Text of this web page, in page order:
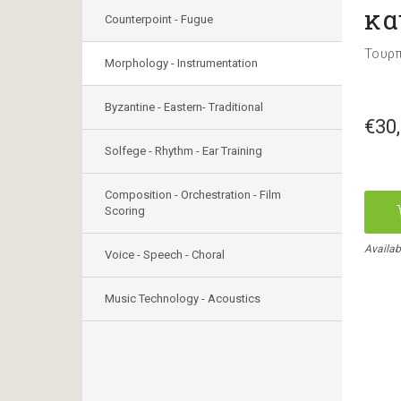
Counterpoint - Fugue
Morphology - Instrumentation
Byzantine - Eastern- Traditional
Solfege - Rhythm - Ear Training
Composition - Orchestration - Film
Scoring
Voice - Speech - Choral
Music Technology - Acoustics